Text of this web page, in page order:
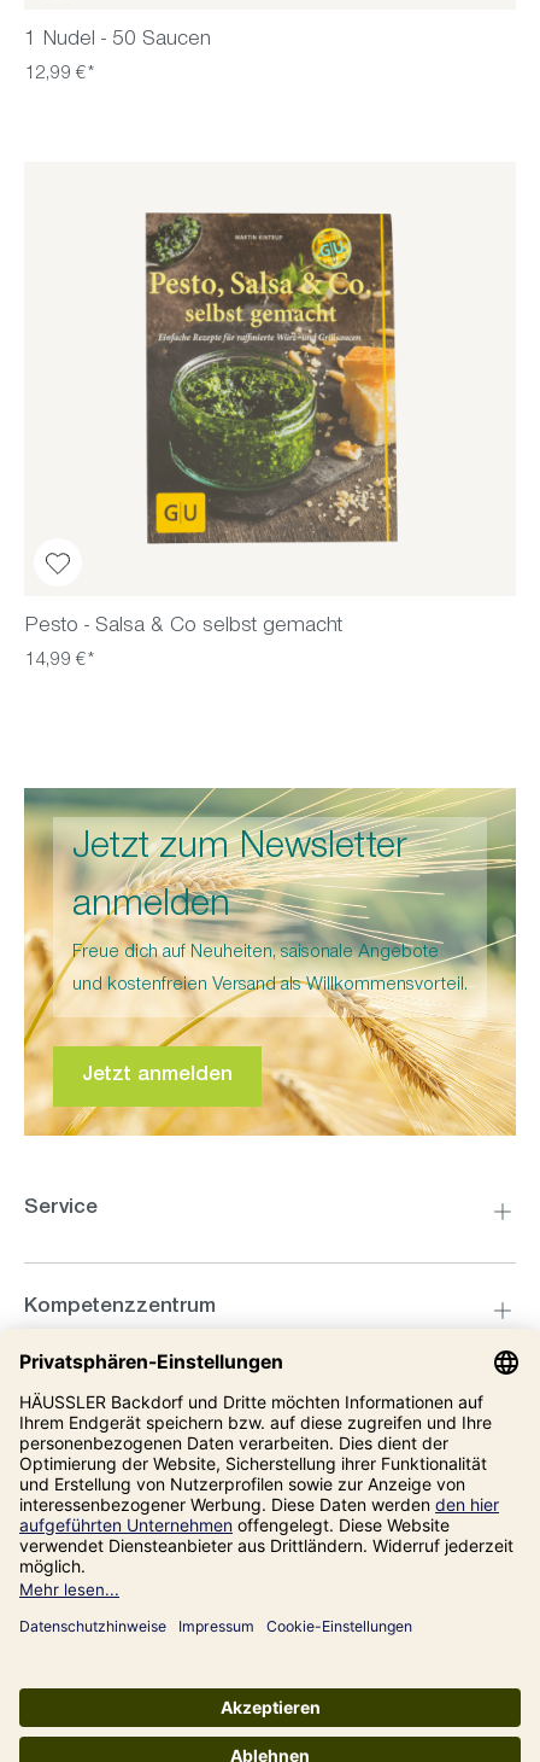
1 Nudel - 50 Saucen
12,99 €*
Pesto - Salsa & Co selbst gemacht
14,99 €*
Jetzt zum Newsletter
anmelden
Freue dich auf Neuheiten, saisonale Angebote
und kostenfreien Versand als Willkommensvorteil.
Jetzt anmelden
Service
Kompetenzzentrum
Informationen
Unsere Adresse
Alle Preise inkl. gesetzl. Mehrwertsteuer zzgl.